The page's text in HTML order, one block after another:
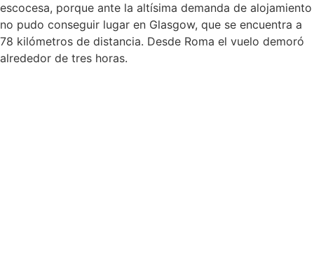
escocesa, porque ante la altísima demanda de alojamiento
no pudo conseguir lugar en Glasgow, que se encuentra a
78 kilómetros de distancia. Desde Roma el vuelo demoró
alrededor de tres horas.